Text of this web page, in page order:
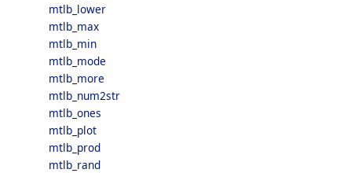
mtlb_lower
mtlb_max
mtlb_min
mtlb_mode
mtlb_more
mtlb_num2str
mtlb_ones
mtlb_plot
mtlb_prod
mtlb_rand